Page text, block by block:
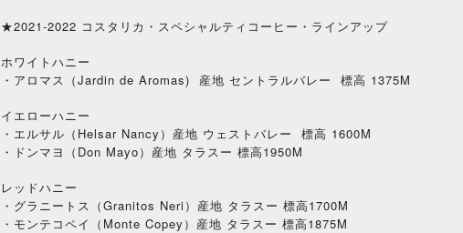
★2021-2022 コスタリカ・スペシャルティコーヒー・ラインアップ
ホワイトハニー
・アロマス（Jardin de Aromas) 産地 セントラルバレー 標高 1375M
イエローハニー
・エルサル（Helsar Nancy）産地 ウェストバレー 標高 1600M
・ドンマヨ（Don Mayo）産地 タラスー 標高1950M
レッドハニー
・グラニートス（Granitos Neri）産地 タラスー 標高1700M
・モンテコペイ（Monte Copey）産地 タラスー 標高1875M